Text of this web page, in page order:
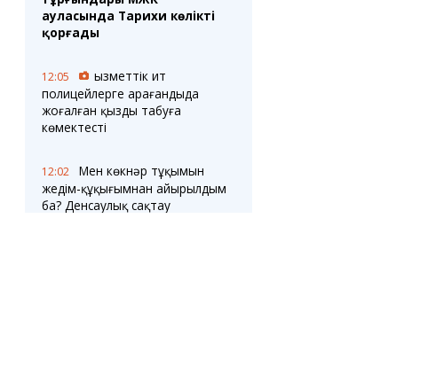
ауласында Тарихи көлікті
қорғады
12:05
Қызметтік ит
полицейлерге Қарағандыда
жоғалған қызды табуға
көмектесті
12:02
Мен көкнәр тұқымын
жедім-құқығымнан айырылдым
ба? Денсаулық сақтау